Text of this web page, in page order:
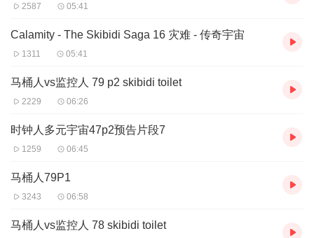
2587 05:41
Calamity - The Skibidi Saga 16 灾难 - 传奇宇宙
1311 05:41
马桶人vs监控人 79 p2 skibidi toilet
2229 06:26
时钟人多元宇宙47p2预告片段7
1259 06:45
马桶人79P1
3243 06:58
马桶人vs监控人 78 skibidi toilet